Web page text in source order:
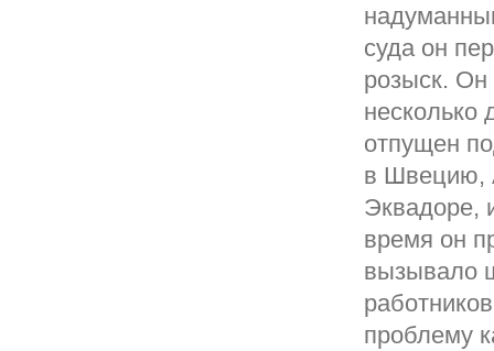
суда он
розыск.
отпущен
в Швецию,
Эквадоре,
время он
вызывало
проблему